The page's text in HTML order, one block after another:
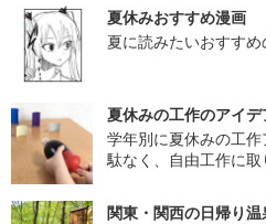
夏休みおすすめ漫画
夏に読みたいおすす
夏休みの工作のアイデ
学年別に夏休みの工
駄なく、自由工作に取
関東・関西の日帰り温